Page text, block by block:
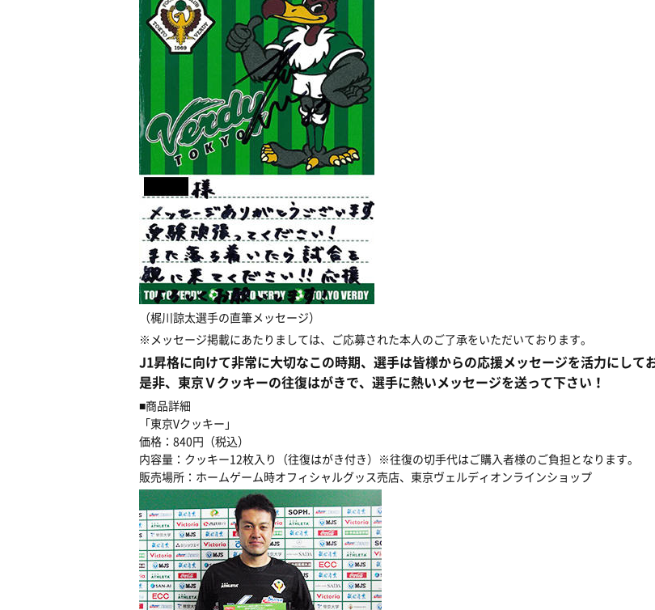
（梶川諒太選手の直筆メッセージ）
※メッセージ掲載にあたりましては、ご応募された本人のご了承をいただいております。
J1昇格に向けて非常に大切なこの時期、選手は皆様からの応援メッセージを活力にして
是非、東京Ｖクッキーの往復はがきで、選手に熱いメッセージを送って下さい！
■商品詳細
「東京Vクッキー」
価格：840円（税込）
内容量：クッキー12枚入り（往復はがき付き）※往復の切手代はご購入者様のご負担となります。
販売場所：ホームゲーム時オフィシャルグッス売店、東京ヴェルディオンラインショップ